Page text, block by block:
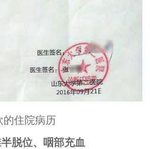
的住院病历
脱位、咽部充血